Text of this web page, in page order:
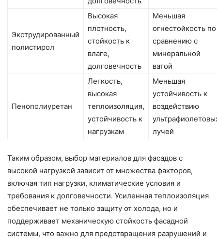
Экструдированный
полистирол
Высокая
плотность,
стойкость к
влаге,
долговечность
Меньшая
огнестойкость по
сравнению с
минеральной
ватой
Пенополиуретан
Легкость,
высокая
теплоизоляция,
устойчивость к
нагрузкам
Меньшая
устойчивость к
воздействию
лучей
Таким образом, выбор материалов для фасадов с
высокой нагрузкой зависит от множества факторов,
включая тип нагрузки, климатические условия и
требования к долговечности. Усиленная теплоизоляция
обеспечивает не только защиту от холода, но и
поддерживает механическую стойкость фасадной
системы, что важно для предотвращения разрушений и